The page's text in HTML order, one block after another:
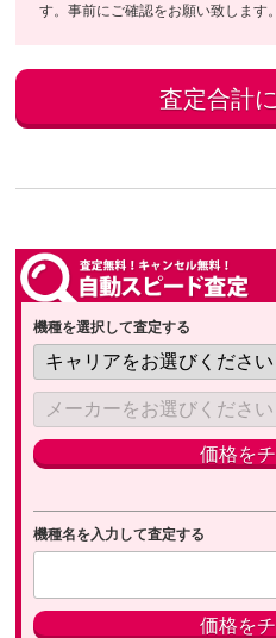
す。事前にご確認をお願い致します。
機種を選択して査定する
機種名を入力して査定する